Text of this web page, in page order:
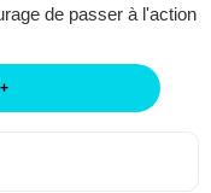
de passer à l'action
+